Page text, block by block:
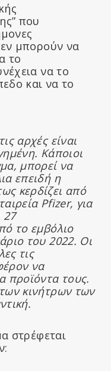
που
μπορούν να
το
να το
και να το
αρχές είναι
Κάποιοι
μπορεί να
επειδή η
κερδίζει από
Pfizer, για
27
το εμβόλιο
του 2022. Οι
τις
να
προϊόντα τους.
κινήτρων των
στρέφεται